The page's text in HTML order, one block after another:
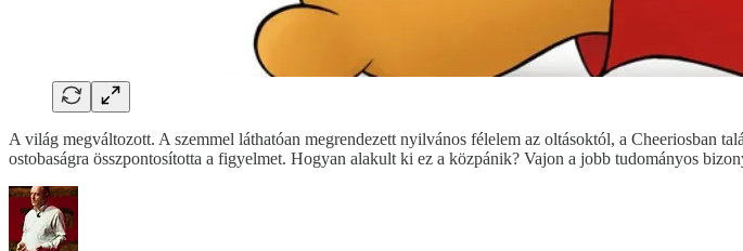
A világ megváltozott. A szemmel láthatóan megrendezett nyilvános félelem az oltásoktól, a Cheeriosban
ostobaságra összpontosította a figyelmet. Hogyan alakult ki ez a közpánik? Vajon a jobb tudományos